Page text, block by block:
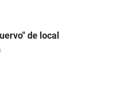
de local